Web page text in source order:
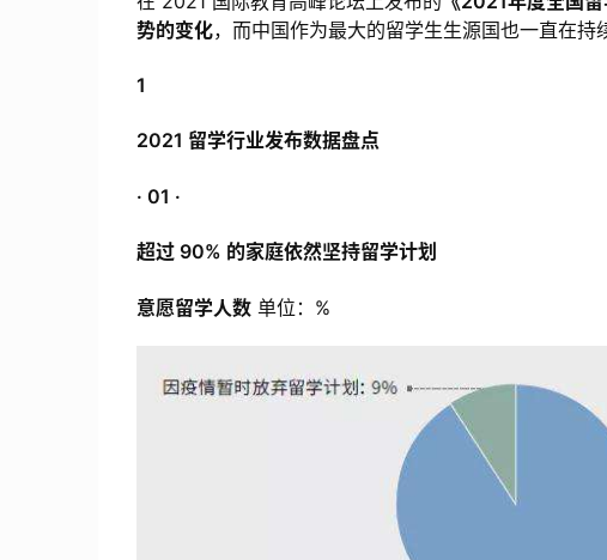
势的变化，而中国作为最大的留学生生源国也一直在持
1
2021 留学行业发布数据盘点
· 01 ·
超过 90% 的家庭依然坚持留学计划
意愿留学人数 单位：%